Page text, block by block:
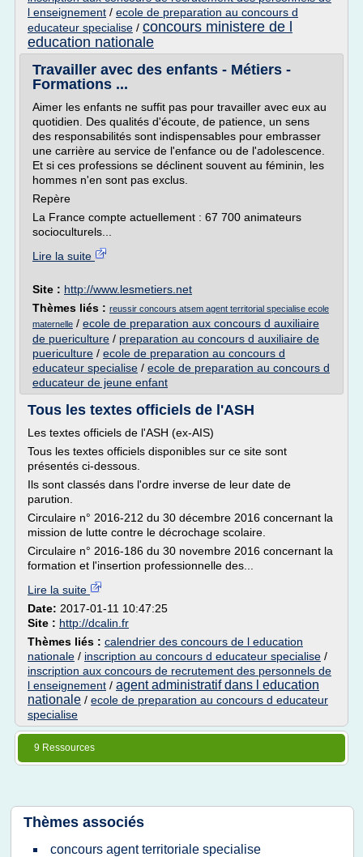
l enseignement / ecole de preparation au concours d
educateur specialise / concours ministere de l
education nationale
Travailler avec des enfants - Métiers -
Formations ...
Aimer les enfants ne suffit pas pour travailler avec eux au
quotidien. Des qualités d'écoute, de patience, un sens
des responsabilités sont indispensables pour embrasser
une carrière au service de l'enfance ou de l'adolescence.
Et si ces professions se déclinent souvent au féminin, les
hommes n'en sont pas exclus.
Repère
La France compte actuellement : 67 700 animateurs
socioculturels...
Lire la suite
Site : http://www.lesmetiers.net
Thèmes liés : reussir concours atsem agent territorial specialise ecole
maternelle / ecole de preparation aux concours d auxiliaire
de puericulture / preparation au concours d auxiliaire de
puericulture / ecole de preparation au concours d
educateur specialise / ecole de preparation au concours d
educateur de jeune enfant
Tous les textes officiels de l'ASH
Les textes officiels de l'ASH (ex-AIS)
Tous les textes officiels disponibles sur ce site sont
présentés ci-dessous.
Ils sont classés dans l'ordre inverse de leur date de
parution.
Circulaire n° 2016-212 du 30 décembre 2016 concernant la
mission de lutte contre le décrochage scolaire.
Circulaire n° 2016-186 du 30 novembre 2016 concernant la
formation et l'insertion professionnelle des...
Lire la suite
Date: 2017-01-11 10:47:25
Site : http://dcalin.fr
Thèmes liés : calendrier des concours de l education
nationale / inscription au concours d educateur specialise /
inscription aux concours de recrutement des personnels de
l enseignement / agent administratif dans l education
nationale / ecole de preparation au concours d educateur
specialise
9 Ressources
Thèmes associés
concours agent territoriale specialise